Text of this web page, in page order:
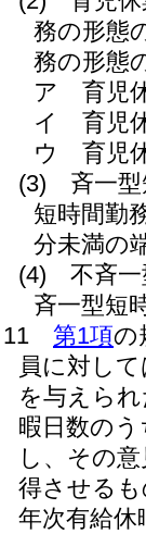
務の形態
務の形態
ア
育児
イ
育児
ウ
育児
(3)
斉一
短時間勤
分未満の
(4)
不斉
斉一型短
11
第1項の
員に対し
を与えら
暇日数の
し、その
得させる
年次有給